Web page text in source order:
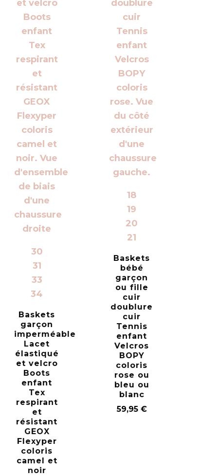
30
31
33
34
Baskets
garçon
imperméable
Lacet
élastiqué
et velcro
Boots
enfant
Tex
respirant
et
résistant
GEOX
Flexyper
coloris
camel et
noir
18
19
20
21
Baskets
bébé
garçon
ou fille
cuir
doublure
cuir
Tennis
enfant
Velcros
BOPY
coloris
rose ou
bleu ou
blanc
59,95 €